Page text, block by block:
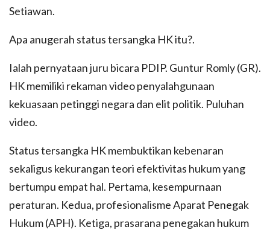
Setiawan.
Apa anugerah status tersangka HK itu?.
Ialah pernyataan juru bicara PDIP. Guntur Romly (GR).
HK memiliki rekaman video penyalahgunaan
kekuasaan petinggi negara dan elit politik. Puluhan
video.
Status tersangka HK membuktikan kebenaran
sekaligus kekurangan teori efektivitas hukum yang
bertumpu empat hal. Pertama, kesempurnaan
peraturan. Kedua, profesionalisme Aparat Penegak
Hukum (APH). Ketiga, prasarana penegakan hukum